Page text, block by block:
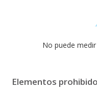
No puede
Elementos